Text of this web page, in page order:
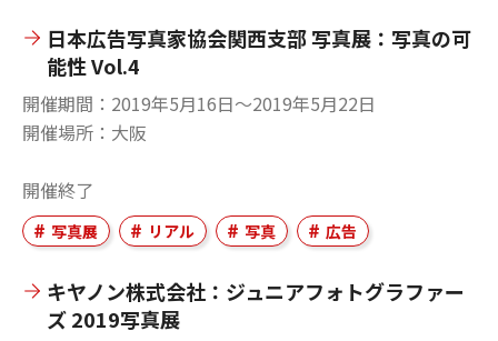
日本広告写真家協会関西支部 写真展：写真の可
能性 Vol.4
開催期間
2019年5月16日〜2019年5月22日
開催場所
大阪
開催終了
写真展 リアル 写真 広告
キヤノン株式会社：ジュニアフォトグラファー
ズ 2019写真展